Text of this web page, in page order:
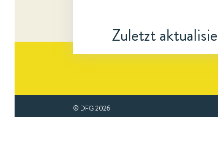
Zuletzt
© DFG 2026